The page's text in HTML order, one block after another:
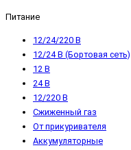
Питание
12/24/220 В
12/24 В (Бортовая сеть)
12 В
24 В
12/220 В
Сжиженный газ
От прикуривателя
Аккумуляторные